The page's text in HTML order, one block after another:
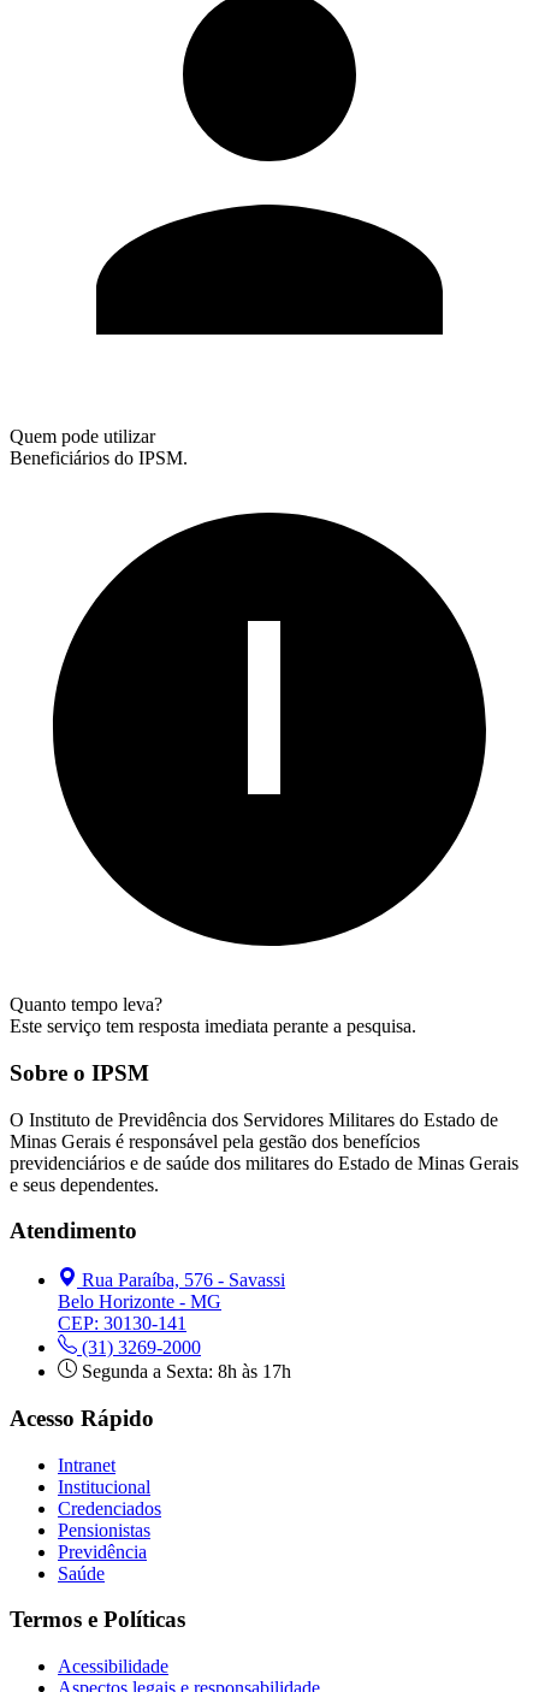
Quem pode utilizar
Beneficiários do IPSM.
Quanto tempo leva?
Este serviço tem resposta imediata perante a pesquisa.
Sobre o IPSM
O Instituto de Previdência dos Servidores Militares do Estado de
Minas Gerais é responsável pela gestão dos benefícios
previdenciários e de saúde dos militares do Estado de Minas Gerais
e seus dependentes.
Atendimento
Rua Paraíba, 576 - Savassi
Belo Horizonte - MG
CEP: 30130-141
(31) 3269-2000
Segunda a Sexta: 8h às 17h
Acesso Rápido
Intranet
Institucional
Credenciados
Pensionistas
Previdência
Saúde
Termos e Políticas
Acessibilidade
Aspectos legais e responsabilidade